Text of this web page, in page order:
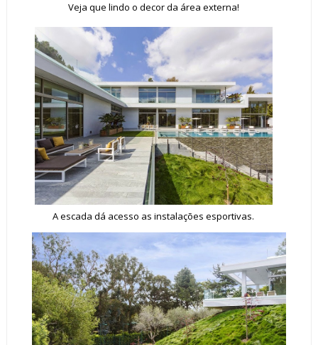
Veja que lindo o decor da área externa!
A escada dá acesso as instalações esportivas.